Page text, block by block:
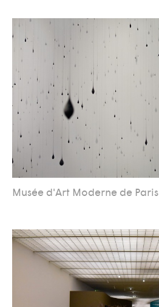
Musée d'Art Moderne de Paris